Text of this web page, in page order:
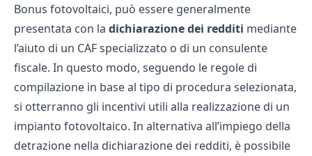
Bonus fotovoltaici, può essere generalmente
presentata con la dichiarazione dei redditi mediante
l’aiuto di un CAF specializzato o di un consulente
fiscale. In questo modo, seguendo le regole di
compilazione in base al tipo di procedura selezionata,
si otterranno gli incentivi utili alla realizzazione di un
impianto fotovoltaico. In alternativa all’impiego della
detrazione nella dichiarazione dei redditi, è possibile